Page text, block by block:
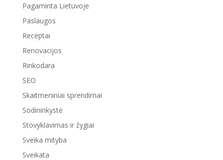
Pagaminta Lietuvoje
Paslaugos
Receptai
Renovacijos
Rinkodara
SEO
Skaitmeniniai sprendimai
Sodininkystė
Stovyklavimas ir žygiai
Sveika mityba
Sveikata